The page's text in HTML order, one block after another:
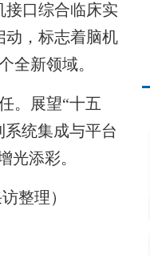
口综合临床实
动，标志着脑机
全新领域。
。展望“十五
统集成与平台
光添彩。
整理）